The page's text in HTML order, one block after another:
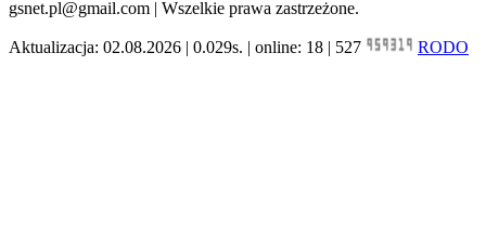
gsnet.pl@gmail.com | Wszelkie prawa zastrzeżone.
Aktualizacja: 02.08.2026 | 0.029s. | online: 18 | 527 RODO